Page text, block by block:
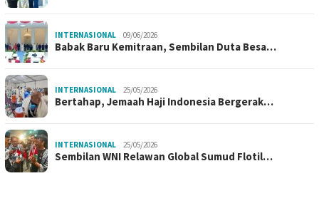
INTERNASIONAL 09/06/2026
Babak Baru Kemitraan, Sembilan Duta Besa…
INTERNASIONAL 25/05/2026
Bertahap, Jemaah Haji Indonesia Bergerak…
INTERNASIONAL 25/05/2026
Sembilan WNI Relawan Global Sumud Flotil…